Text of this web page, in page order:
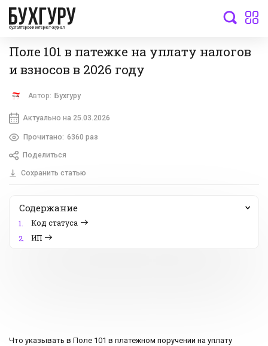
бухгалтерский интернет-журнал
Поле 101 в патежке на уплату налогов
и взносов в 2026 году
Автор: Бухгуру
Актуально на 25.03.2026
Прочитано: 6360 раз
Поделиться
Сохранить статью
Содержание
1.
Код статуса
2.
ИП
Что указывать в Поле 101 в платежном поручении на уплату